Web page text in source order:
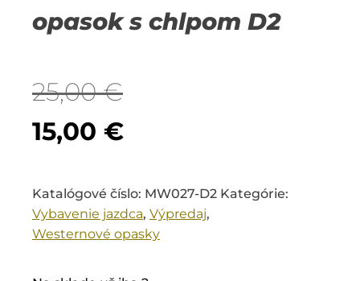
opasok s chlpom D2
25,00€
Pôvodná
bola:
25,00 €.
15,00 €Aktuálna
je:
15,00 €.
Katalógové číslo: MW027-D2 Kategórie:
Vybavenie jazdca, Výpredaj,
Westernové opasky